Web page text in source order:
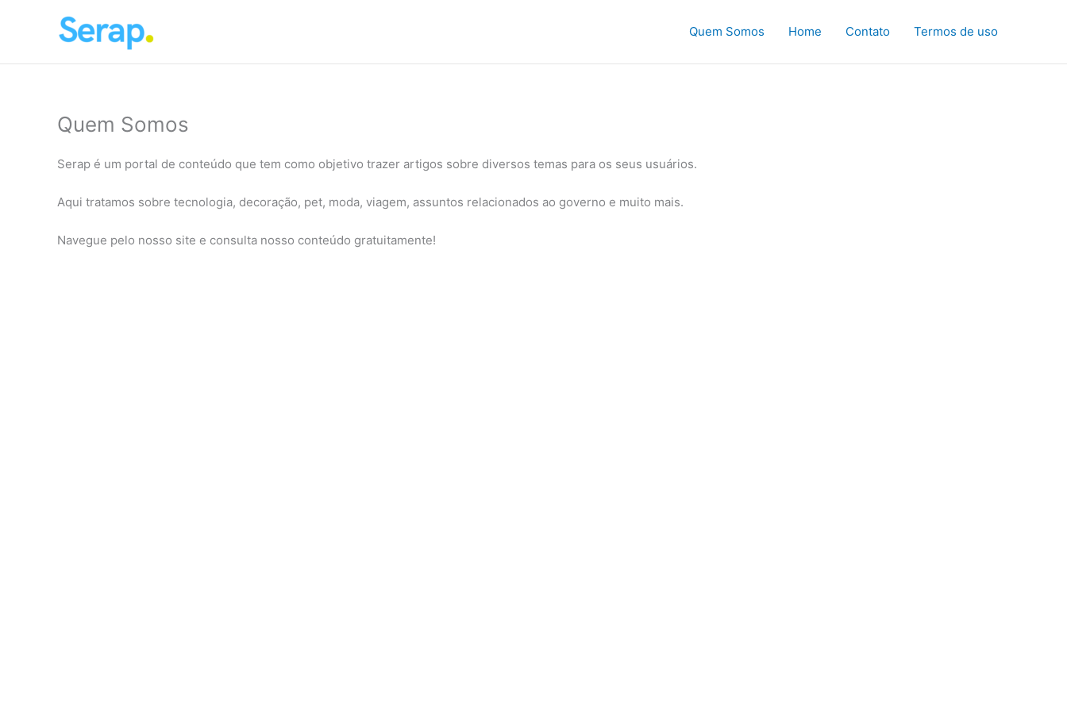
Quem Somos Home Contato Termos de uso
Quem Somos
Serap é um portal de conteúdo que tem como objetivo trazer artigos sobre diversos temas para os seus usuários.
Aqui tratamos sobre tecnologia, decoração, pet, moda, viagem, assuntos relacionados ao governo e muito mais.
Navegue pelo nosso site e consulta nosso conteúdo gratuitamente!